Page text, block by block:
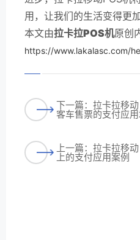
用，让我们的生活变得更加
本文由拉卡拉POS机原创
https://www.lakalasc.com/
下一篇：拉卡拉移
客车售票的支付应
上一篇：拉卡拉移
上的支付应用案例